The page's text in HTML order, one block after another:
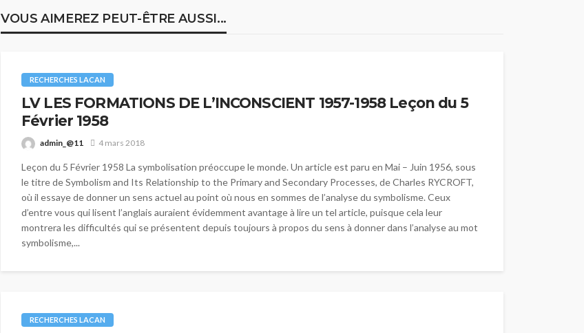
VOUS AIMEREZ PEUT-ÊTRE AUSSI...
RECHERCHES LACAN
LV LES FORMATIONS DE L’INCONSCIENT 1957-1958 Leçon du 5
Février 1958
admin_@11 4 mars 2018
Leçon du 5 Février 1958 La symbolisation préoccupe le monde. Un article est paru en Mai – Juin 1956, sous
le titre de Symbolism and Its Relationship to the Primary and Secondary Processes, de Charles RYCROFT,
où il essaye de donner un sens actuel au point où nous en sommes de l’analyse du symbolisme. Ceux
d’entre vous qui lisent l’anglais auraient évidemment avantage à lire un tel article, puisque cela leur
montrera les difficultés qui se présentent depuis toujours à propos du sens à donner dans l’analyse au mot
symbolisme,...
RECHERCHES LACAN